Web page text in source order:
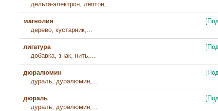
дельта-электрон, лептон,...
магнолия
дерево, кустарник,...
лигатура
добавка, знак, нить,...
дюралюмин
дураль, дуралюмин,...
дюраль
дураль, дуралюмин,...